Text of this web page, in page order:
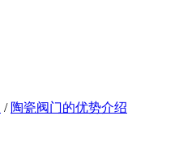
/ 陶瓷阀门的优势介绍